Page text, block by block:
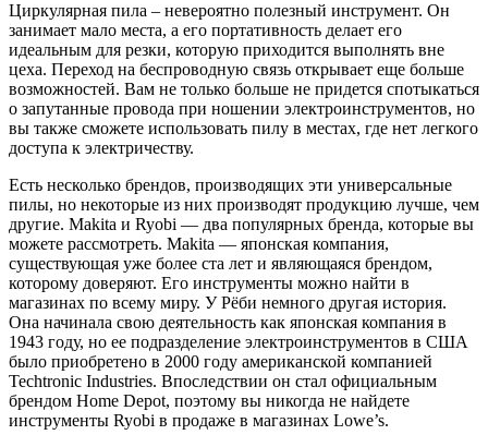
Циркулярная пила – невероятно полезный инструмент. Он
занимает мало места, а его портативность делает его
идеальным для резки, которую приходится выполнять вне
цеха. Переход на беспроводную связь открывает еще больше
возможностей. Вам не только больше не придется спотыкаться
о запутанные провода при ношении электроинструментов, но
вы также сможете использовать пилу в местах, где нет легкого
доступа к электричеству.
Есть несколько брендов, производящих эти универсальные
пилы, но некоторые из них производят продукцию лучше, чем
другие. Makita и Ryobi — два популярных бренда, которые вы
можете рассмотреть. Makita — японская компания,
существующая уже более ста лет и являющаяся брендом,
которому доверяют. Его инструменты можно найти в
магазинах по всему миру. У Рёби немного другая история.
Она начинала свою деятельность как японская компания в
1943 году, но ее подразделение электроинструментов в США
было приобретено в 2000 году американской компанией
Techtronic Industries. Впоследствии он стал официальным
брендом Home Depot, поэтому вы никогда не найдете
инструменты Ryobi в продаже в магазинах Lowe’s.